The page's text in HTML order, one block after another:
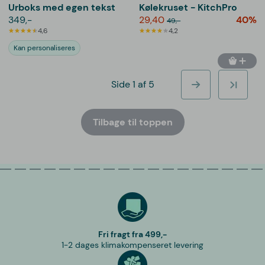
Urboks med egen tekst
349,-
4,6
Kan personaliseres
Kølekruset - KitchPro
29,40 49,- 40%
4,2
Side 1 af 5
Tilbage til toppen
Fri fragt fra 499,-
1-2 dages klimakompenseret levering